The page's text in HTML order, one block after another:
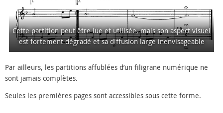
Cette partition peut être lue et utilisée, mais son aspect visuel
est fortement dégradé et sa diffusion large inenvisageable
Par ailleurs, les partitions affublées d’un filigrane numérique ne
sont jamais complètes.
Seules les premières pages sont accessibles sous cette forme.